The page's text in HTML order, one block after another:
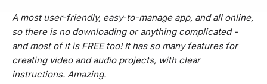
A most user-friendly, easy-to-manage app, and all online,
so there is no downloading or anything complicated -
and most of it is FREE too! It has so many features for
creating video and audio projects, with clear
instructions. Amazing.